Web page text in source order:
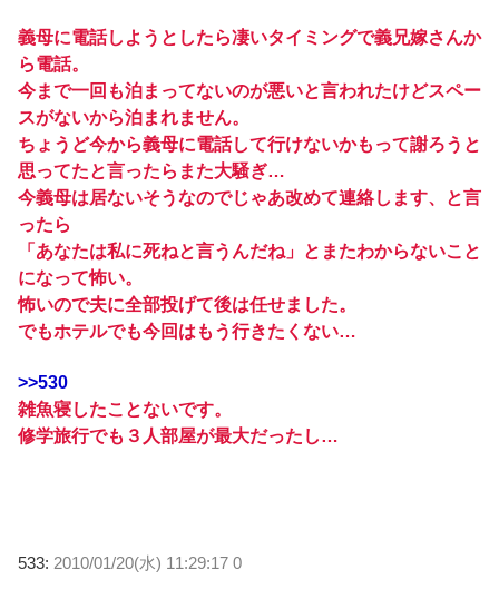
義母に電話しようとしたら凄いタイミングで義兄嫁さんか
ら電話。
今まで一回も泊まってないのが悪いと言われたけどスペー
スがないから泊まれません。
ちょうど今から義母に電話して行けないかもって謝ろうと
思ってたと言ったらまた大騒ぎ…
今義母は居ないそうなのでじゃあ改めて連絡します、と言
ったら
「あなたは私に死ねと言うんだね」とまたわからないこと
になって怖い。
怖いので夫に全部投げて後は任せました。
でもホテルでも今回はもう行きたくない…
>>530
雑魚寝したことないです。
修学旅行でも３人部屋が最大だったし…
533: 2010/01/20(水) 11:29:17 0